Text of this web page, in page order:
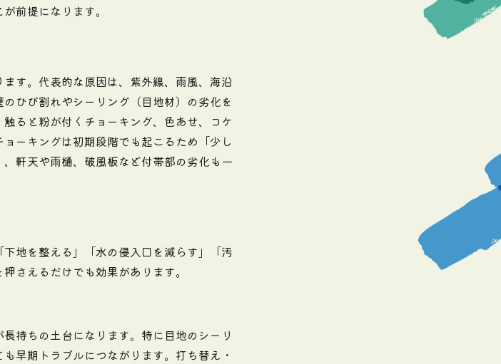
前提になります。
す。代表的な原因は、紫外線、雨風、海沿
ひび割れやシーリング（目地材）の劣化を
ると粉が付くチョーキング、色あせ、コケ
ーキングは初期段階でも起こるため「少し
軒天や雨樋、破風板など付帯部の劣化も一
地を整える」「水の侵入口を減らす」「汚
さえるだけでも効果があります。
持ちの土台になります。特に目地のシーリ
早期トラブルにつながります。打ち替え・